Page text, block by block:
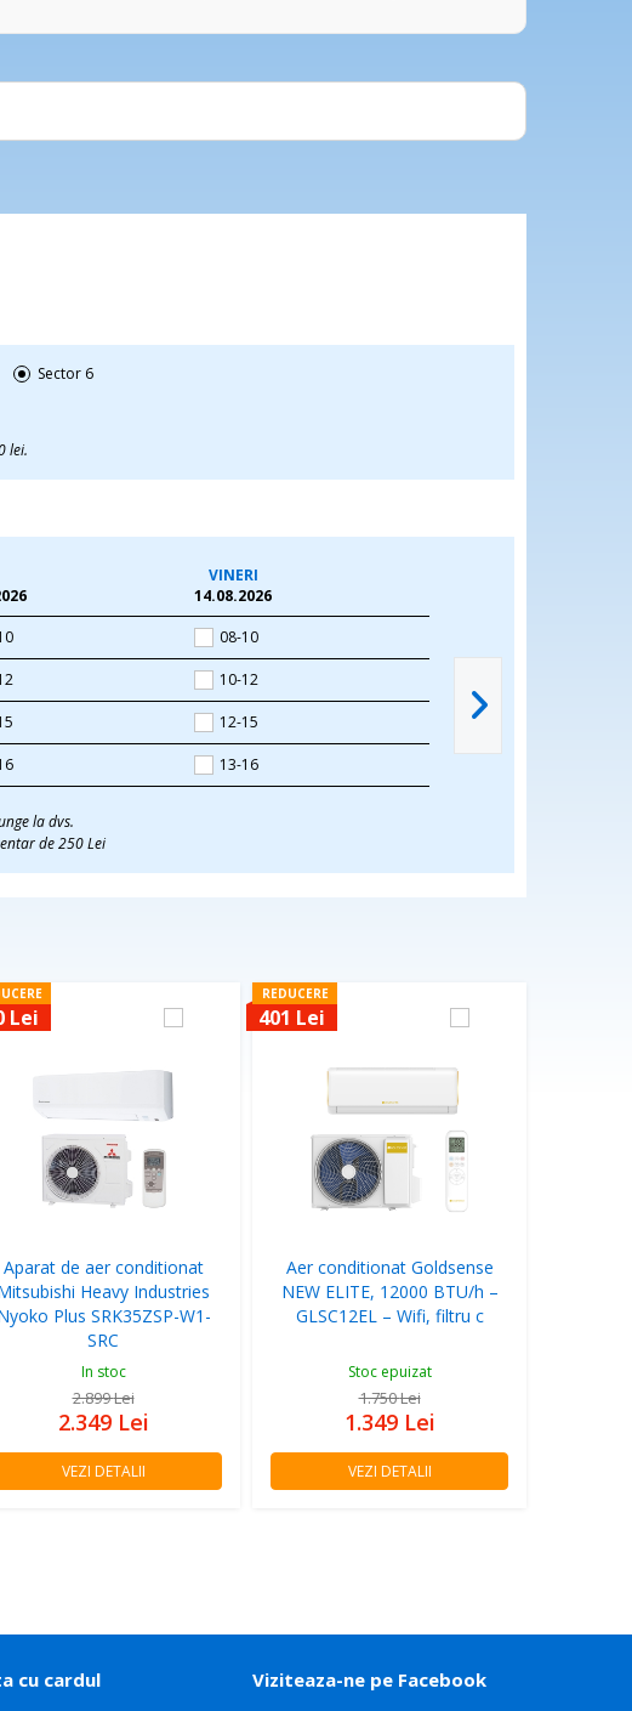
Sector 6
lei.
VINERI
14.08.2026
08-10
10-12
12-15
13-16
la dvs.
de 250 Lei
Lei
Aparat de aer conditionat
Heavy Industries
Plus SRK35ZSP-W1-
SRC
In stoc
2.899Lei
2.349 Lei
VEZI DETALII
REDUCERE
401 Lei
Aer conditionat Goldsense
NEW ELITE, 12000 BTU/h –
GLSC12EL – Wifi, filtru c
Stoc epuizat
1.750Lei
1.349 Lei
VEZI DETALII
cu cardul Viziteaza-ne pe Facebook